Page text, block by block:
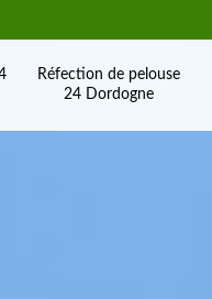
Réfection de pelouse
24 Dordogne